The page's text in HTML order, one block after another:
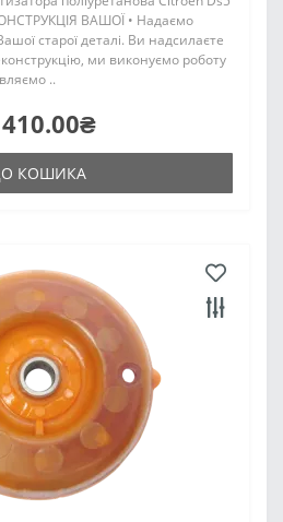
ВАШОЇ • Надаємо
старої деталі. Ви надсилаєте
ми виконуємо роботу
..
КОШИКА